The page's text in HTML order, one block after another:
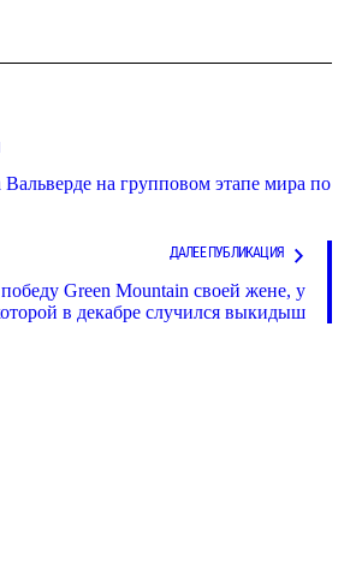
на групповом этапе мира по
ДАЛЕЕ ПУБЛИКАЦИЯ
Green Mountain своей жене, у
в декабре случился выкидыш